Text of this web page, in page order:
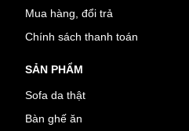
Mua hàng, đổi trả
Chính sách thanh toán
SẢN PHẨM
Sofa da thật
Bàn ghế ăn